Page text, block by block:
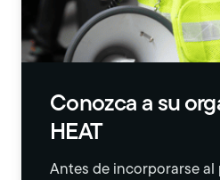
Conozca a su
HEAT
Antes de incorporarse al